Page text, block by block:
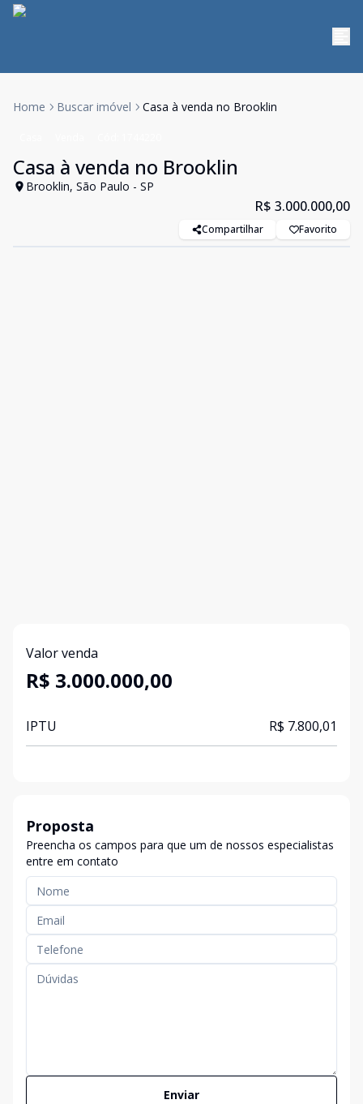
Home Buscar imóvel Casa à venda no Brooklin
Casa à venda no Brooklin
Brooklin, São Paulo - SP
R$ 3.000.000,00
Compartilhar Favorito
Valor venda
R$ 3.000.000,00
IPTU R$ 7.800,01
Proposta
Preencha os campos para que um de nossos especialistas
entre em contato
Enviar